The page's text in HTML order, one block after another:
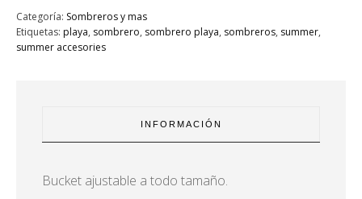
Categoría: Sombreros y mas
Etiquetas: playa, sombrero, sombrero playa, sombreros, summer,
summer accesories
INFORMACIÓN
Bucket ajustable a todo tamaño.